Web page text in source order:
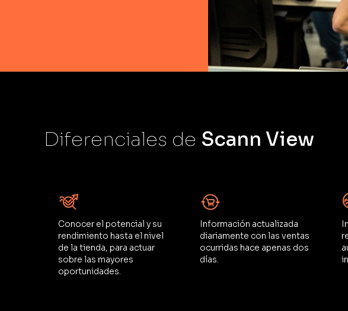
Diferenciales de Scann View
Conocer el potencial y su
rendimiento hasta el nivel
de la tienda, para actuar
sobre las mayores
oportunidades.
Información actualizada
diariamente con las ventas
ocurridas hace apenas dos
días.